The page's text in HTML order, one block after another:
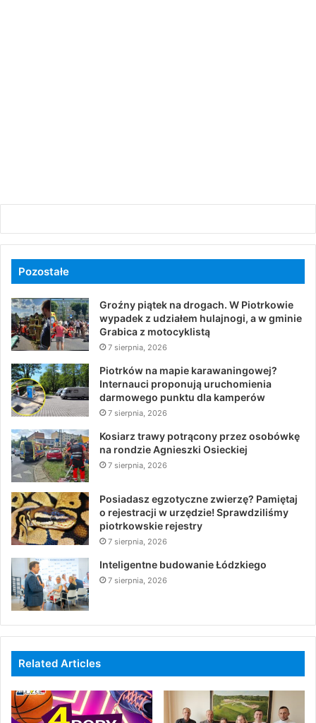
Pozostałe
Groźny piątek na drogach. W Piotrkowie
wypadek z udziałem hulajnogi, a w gminie
Grabica z motocyklistą
7 sierpnia, 2026
Piotrków na mapie karawaningowej?
Internauci proponują uruchomienia
darmowego punktu dla kamperów
7 sierpnia, 2026
Kosiarz trawy potrącony przez osobówkę
na rondzie Agnieszki Osieckiej
7 sierpnia, 2026
Posiadasz egzotyczne zwierzę? Pamiętaj
o rejestracji w urzędzie! Sprawdziliśmy
piotrkowskie rejestry
7 sierpnia, 2026
Inteligentne budowanie Łódzkiego
7 sierpnia, 2026
Related Articles